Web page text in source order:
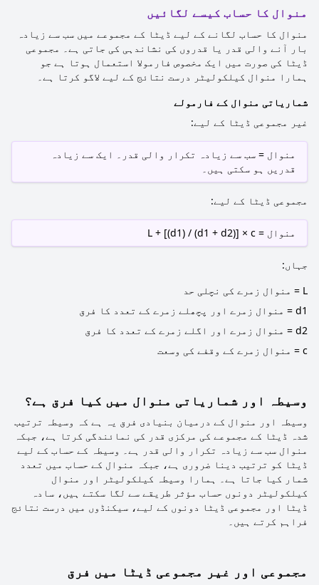
منوال کا حساب کیسے لگائیں
منوال کا حساب لگانے کے لیے ڈیٹا کے مجموعے میں سب سے زیادہ
بار آنے والی قدر یا قدروں کی نشاندہی کی جاتی ہے۔ مجموعی
ڈیٹا کی صورت میں ایک مخصوص فارمولا استعمال ہوتا ہے جو
ہمارا منوال کیلکولیٹر درست نتائج کے لیے لاگو کرتا ہے۔
شماریاتی منوال کے فارمولے
غیر مجموعی ڈیٹا کے لیے:
منوال = سب سے زیادہ تکرار والی قدر۔ ایک سے زیادہ
قدریں ہو سکتی ہیں۔
مجموعی ڈیٹا کے لیے:
منوال = L + [(d1) / (d1 + d2)] × c
جہاں:
L = منوال زمرے کی نچلی حد
d1 = منوال زمرے اور پچھلے زمرے کے تعدد کا فرق
d2 = منوال زمرے اور اگلے زمرے کے تعدد کا فرق
c = منوال زمرے کے وقفے کی وسعت
وسیطہ اور شماریاتی منوال میں کیا فرق ہے؟
وسیطہ اور منوال کے درمیان بنیادی فرق یہ ہے کہ وسیطہ ترتیب
شدہ ڈیٹا کے مجموعے کی مرکزی قدر کی نمائندگی کرتا ہے، جبکہ
منوال سب سے زیادہ تکرار والی قدر ہے۔ وسیطہ کے حساب کے لیے
ڈیٹا کو ترتیب دینا ضروری ہے، جبکہ منوال کے حساب میں تعدد
شمار کیا جاتا ہے۔ ہمارا وسیطہ کیلکولیٹر اور منوال
کیلکولیٹر دونوں حساب مؤثر طریقے سے لگا سکتے ہیں، سادہ
ڈیٹا اور مجموعی ڈیٹا دونوں کے لیے، سیکنڈوں میں درست نتائج
فراہم کرتے ہیں۔
مجموعی اور غیر مجموعی ڈیٹا میں فرق